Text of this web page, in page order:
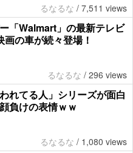
るなるな / 7,511 views
「Walmart」の最新テレビ
の車が続々登場！
るなるな / 296 views
れてる人」シリーズが面白
負けの表情ｗｗ
るなるな / 1,080 views